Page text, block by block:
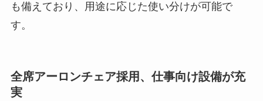
も備えており、用途に応じた使い分けが可能で
す。
全席アーロンチェア採用、仕事向け設備が充
実